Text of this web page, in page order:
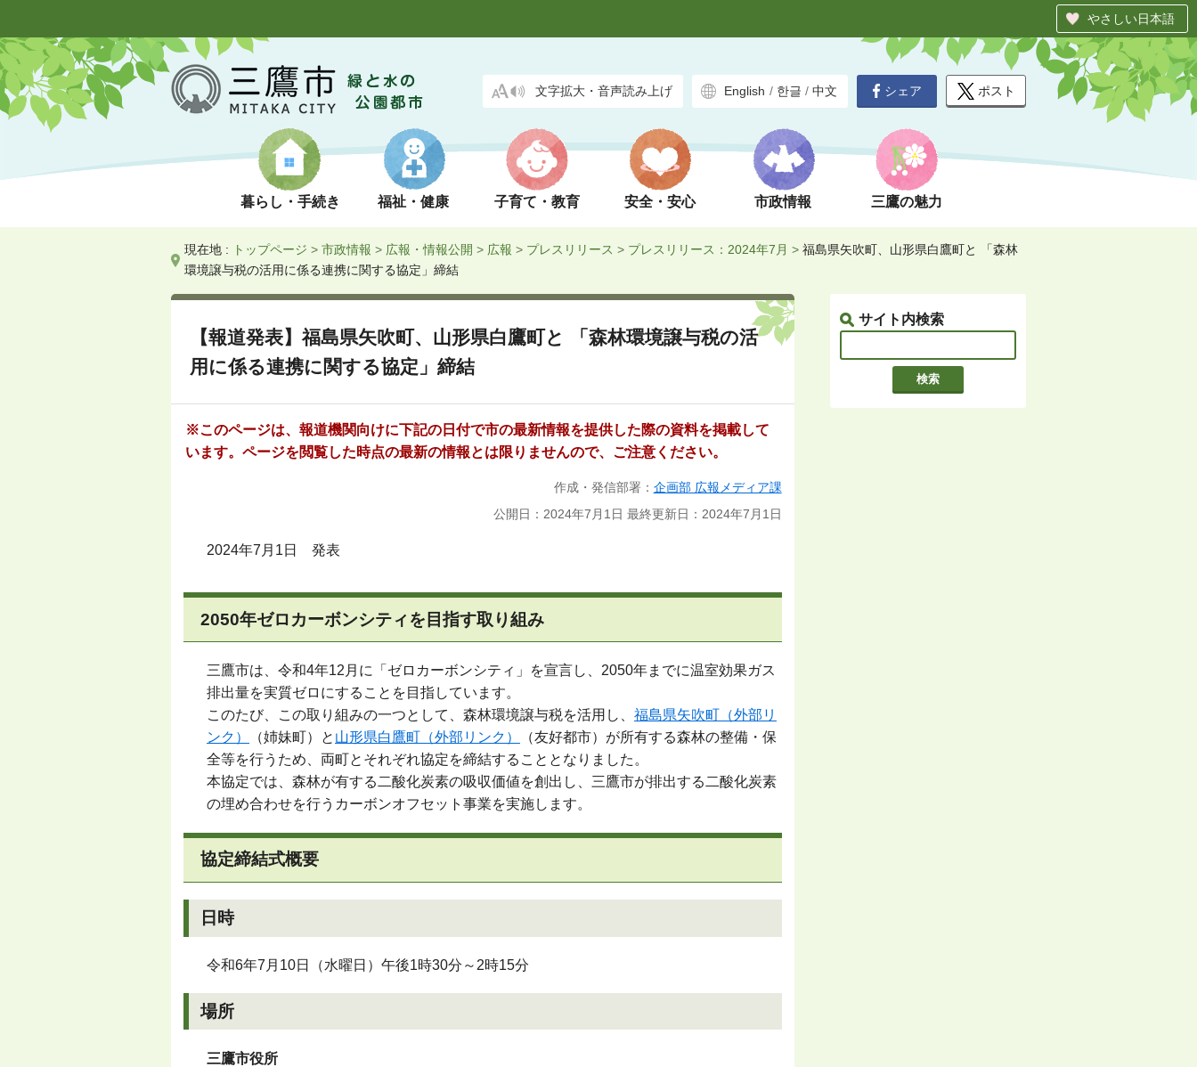
やさしい日本語
文字拡大・音声読み上げ English / 한글 / 中文
暮らし・手続き 福祉・健康 子育て・教育 安全・安心 市政情報 三鷹の魅力
シェア ポスト
現在地 : トップページ > 市政情報 > 広報・情報公開 > 広報 > プレスリリース > プレスリリース：2024年7月 > 福島県矢吹町、山形県白鷹町と 「森林
環境譲与税の活用に係る連携に関する協定」締結
サイト内検索
【報道発表】福島県矢吹町、山形県白鷹町と 「森林環境譲与税の活
用に係る連携に関する協定」締結
※このページは、報道機関向けに下記の日付で市の最新情報を提供した際の資料を掲載して
います。ページを閲覧した時点の最新の情報とは限りませんので、ご注意ください。
作成・発信部署： 企画部 広報メディア課
公開日：2024年7月1日 最終更新日：2024年7月1日
2024年7月1日 発表
2050年ゼロカーボンシティを目指す取り組み
三鷹市は、令和4年12月に「ゼロカーボンシティ」を宣言し、2050年までに温室効果ガス
排出量を実質ゼロにすることを目指しています。
このたび、この取り組みの一つとして、森林環境譲与税を活用し、 福島県矢吹町（外部リ
ンク）
（姉妹町）と 山形県白鷹町（外部リンク）
（友好都市）が所有する森林の整備・保
全等を行うため、両町とそれぞれ協定を締結することとなりました。
本協定では、森林が有する二酸化炭素の吸収価値を創出し、三鷹市が排出する二酸化炭素
の埋め合わせを行うカーボンオフセット事業を実施します。
協定締結式概要
日時
令和6年7月10日（水曜日）午後1時30分～2時15分
場所
三鷹市役所